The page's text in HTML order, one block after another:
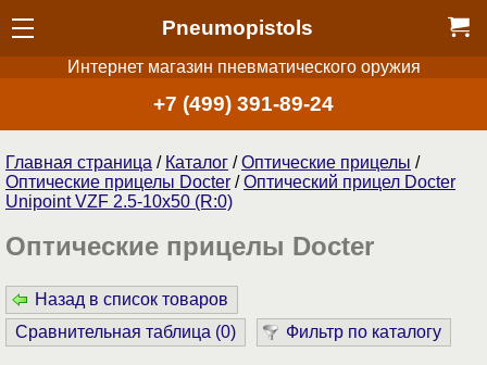
Pneumopistols
Интернет магазин пневматического оружия
+7 (499) 391-89-24
Главная страница / Каталог /Оптические прицелы /
Оптические прицелы Docter /Оптический прицел Docter
Unipoint VZF 2.5-10x50 (R:0)
Оптические прицелы Docter
Назад в список товаров
Сравнительная таблица (0) Фильтр по каталогу